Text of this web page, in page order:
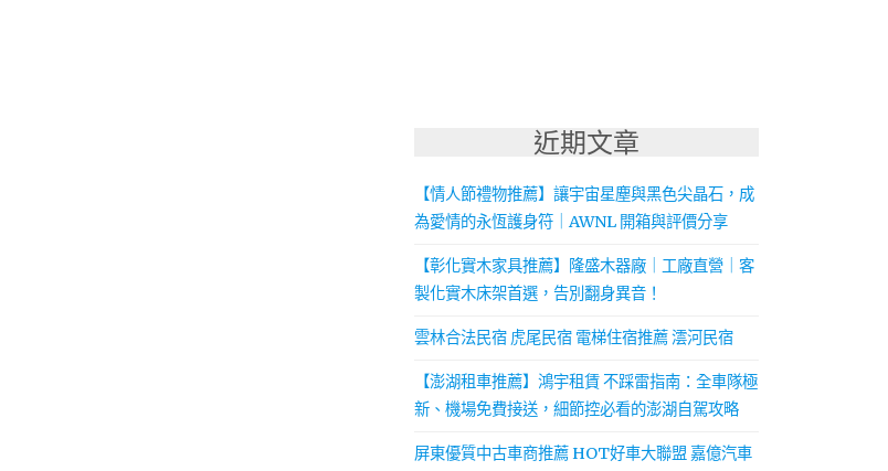
近期文章
【情人節禮物推薦】讓宇宙星塵與黑色尖晶石，成
為愛情的永恆護身符｜AWNL 開箱與評價分享
【彰化實木家具推薦】隆盛木器廠｜工廠直營｜客
製化實木床架首選，告別翻身異音！
雲林合法民宿 虎尾民宿 電梯住宿推薦 澐河民宿
【澎湖租車推薦】鴻宇租賃 不踩雷指南：全車隊極
新、機場免費接送，細節控必看的澎湖自駕攻略
屏東優質中古車商推薦 HOT好車大聯盟 嘉億汽車